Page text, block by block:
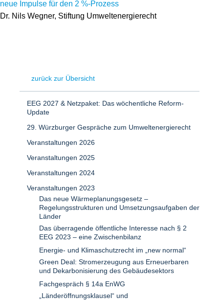
neue Impulse für den 2 %-Prozess
Dr. Nils Wegner, Stiftung Umweltenergierecht
zurück zur Übersicht
EEG 2027 & Netzpaket: Das wöchentliche Reform-
Update
29. Würzburger Gespräche zum Umweltenergierecht
Veranstaltungen 2026
Veranstaltungen 2025
Veranstaltungen 2024
Veranstaltungen 2023
Das neue Wärmeplanungsgesetz –
Regelungsstrukturen und Umsetzungsaufgaben der
Länder
Das überragende öffentliche Interesse nach § 2
EEG 2023 – eine Zwischenbilanz
Energie- und Klimaschutzrecht im „new normal“
Green Deal: Stromerzeugung aus Erneuerbaren
und Dekarbonisierung des Gebäudesektors
Fachgespräch § 14a EnWG
„Länderöffnungsklausel“ und